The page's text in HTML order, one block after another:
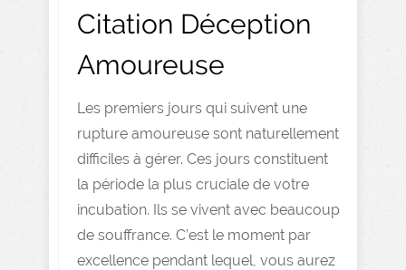
Citation Déception
Amoureuse
Les premiers jours qui suivent une
rupture amoureuse sont naturellement
difficiles à gérer. Ces jours constituent
la période la plus cruciale de votre
incubation. Ils se vivent avec beaucoup
de souffrance. C’est le moment par
excellence pendant lequel, vous aurez